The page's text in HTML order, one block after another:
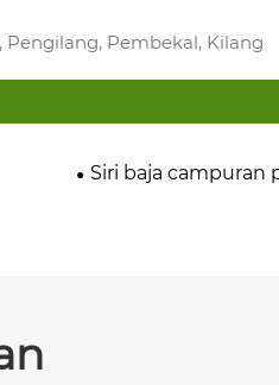
Pengilang, Pembekal, Kilang
Siri baja campuran